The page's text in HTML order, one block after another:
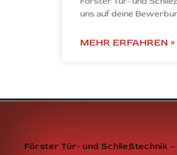
uns auf deine
MEHR ERFAHREN »
Förster Tür- und Schließtechnik